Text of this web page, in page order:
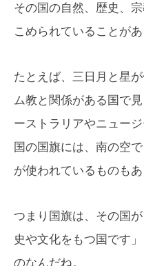
その国の自然、歴史、
こめられていることがあ
たとえば、三日月と星
ム教と関係がある国で
ーストラリアやニュー
国の国旗には、南の空
が使われているものもあ
つまり国旗は、その国
史や文化をもつ国です
のなんだね。